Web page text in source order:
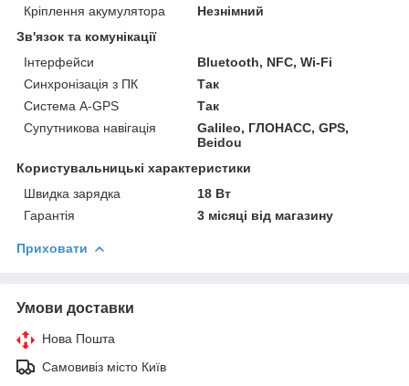
Кріплення акумулятора
Незнімний
Зв'язок та комунікації
Інтерфейси
Bluetooth, NFC, Wi-Fi
Синхронізація з ПК
Так
Система A-GPS
Так
Супутникова навігація
Galileo, ГЛОНАСС, GPS,
Beidou
Користувальницькі характеристики
Швидка зарядка
18 Вт
Гарантія
3 місяці від магазину
Приховати
Умови доставки
Нова Пошта
Самовивіз місто Київ